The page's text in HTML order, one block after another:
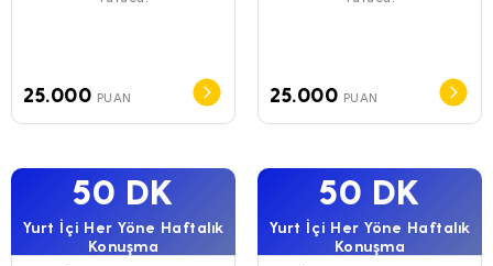
25.000 PUAN 25.000 PUAN
50 DK
Yurt İçi Her Yöne Haftalık
Konuşma
50 DK
Yurt İçi Her Yöne Haftalık
Konuşma